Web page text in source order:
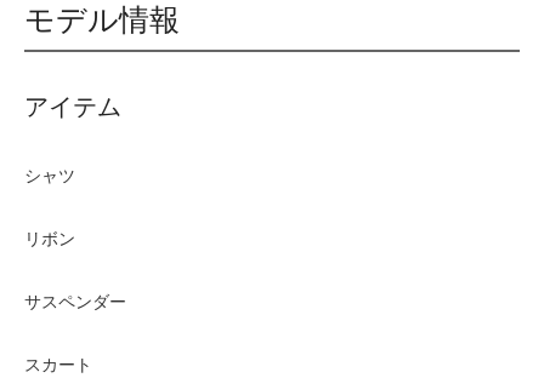
モデル情報
アイテム
シャツ
リボン
サスペンダー
スカート